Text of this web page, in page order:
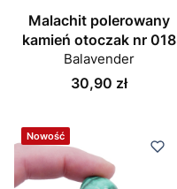
Malachit polerowany
kamień otoczak nr 018
Balavender
Cena
30,90 zł
Nowość